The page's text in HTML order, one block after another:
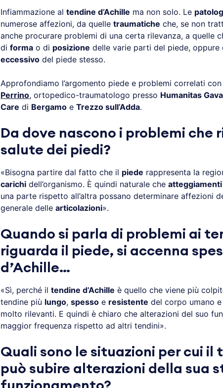
Infiammazione al tendine d’Achille ma non solo. Le
numerose affezioni, da quelle traumatiche che, se non
anche procurare problemi di una certa rilevanza, a quelle
di forma o di posizione delle varie parti del piede, oppure
eccessivo del piede stesso.
Approfondiamo l’argomento piede e problemi correlati
Perrino, ortopedico-traumatologo presso Humanitas
Care di Bergamo e Trezzo sull’Adda.
Da dove nascono i problemi che
salute dei piedi?
«Bisogna partire dal fatto che il piede rappresenta la
carichi dell’organismo. È quindi naturale che
una parte rispetto all’altra possano determinare affezioni
generale delle articolazioni».
Quando si parla di problemi ai
riguarda il piede, si accenna
d’Achille…
«Sì, perché il tendine d’Achille è quello che viene più
tendine più lungo, spesso e resistente del corpo umano
molto rilevanti. E quindi è chiaro che alterazioni del suo
maggior frequenza rispetto ad altri tendini».
Quali sono le situazioni per cui il
può subire alterazioni della sua